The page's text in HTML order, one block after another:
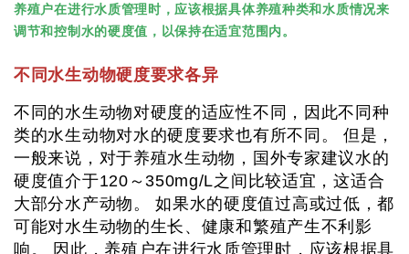
养殖户在进行水质管理时，应该根据具体养殖种类和水质情况来
调节和控制水的硬度值，以保持在适宜范围内。
不同水生动物硬度要求各异
不同的水生动物对硬度的适应性不同，因此不同种
类的水生动物对水的硬度要求也有所不同。 但是，
一般来说，对于养殖水生动物，国外专家建议水的
硬度值介于120～350mg/L之间比较适宜，这适合
大部分水产动物。 如果水的硬度值过高或过低，都
可能对水生动物的生长、健康和繁殖产生不利影
响。 因此，养殖户在进行水质管理时，应该根据具